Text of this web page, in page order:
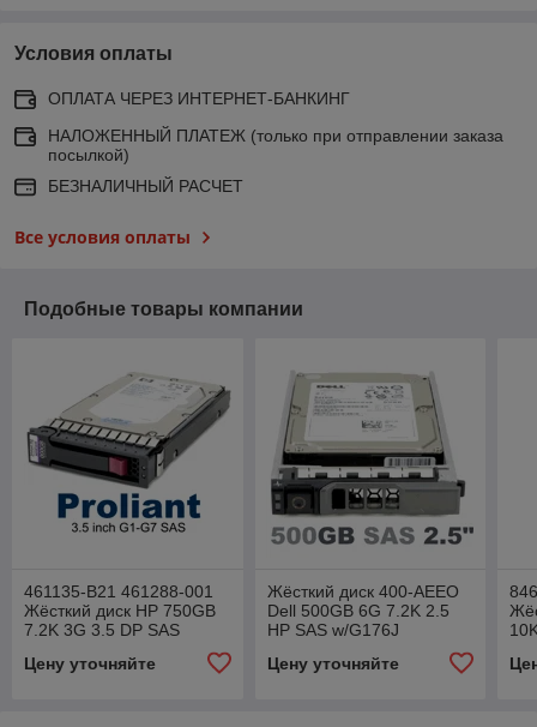
Условия оплаты
ОПЛАТА ЧЕРЕЗ ИНТЕРНЕТ-БАНКИНГ
НАЛОЖЕННЫЙ ПЛАТЕЖ (только при отправлении заказа
посылкой)
БЕЗНАЛИЧНЫЙ РАСЧЕТ
Все условия оплаты
Подобные товары компании
461135-B21 461288-001
Жёсткий диск HP 750GB
7.2K 3G 3.5 DP SAS
Цену уточняйте
Жёсткий диск 400-AEEO
Dell 500GB 6G 7.2K 2.5
HP SAS w/G176J
Цену уточняйте